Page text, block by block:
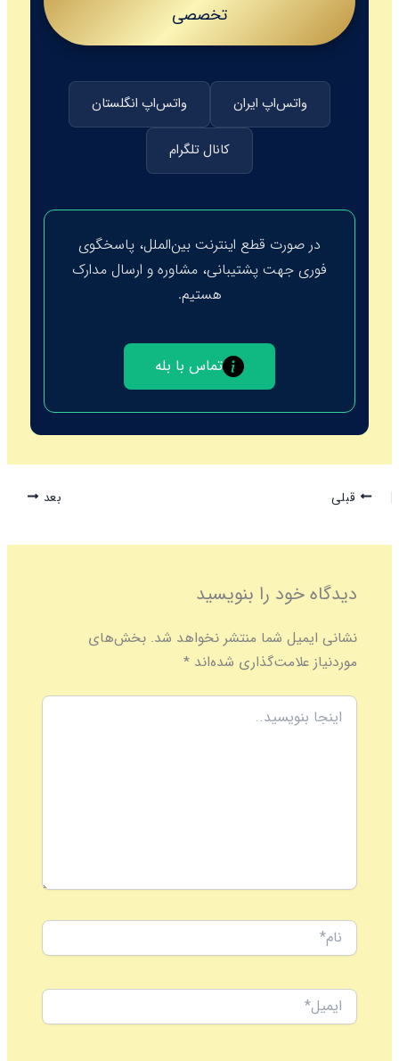
تخصصی
واتس‌اپ ایران واتس‌اپ انگلستان
کانال تلگرام
در صورت قطع اینترنت بین‌الملل، پاسخگوی
فوری جهت پشتیبانی، مشاوره و ارسال مدارک
هستیم.
تماس با بله
قبلی بعد
دیدگاه‌ خود را بنویسید
نشانی ایمیل شما منتشر نخواهد شد. بخش‌های
موردنیاز علامت‌گذاری شده‌اند*
اینجا
بنویسید..
نام*
ایمیل*